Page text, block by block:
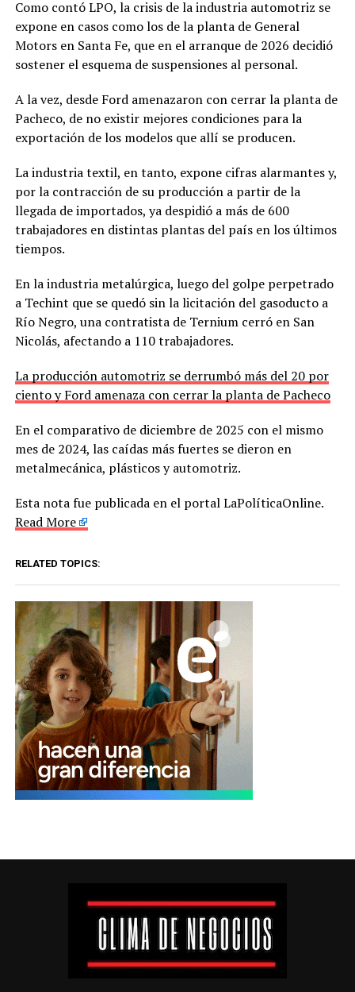
Como contó LPO, la crisis de la industria automotriz se
expone en casos como los de la planta de General
Motors en Santa Fe, que en el arranque de 2026 decidió
sostener el esquema de suspensiones al personal.
A la vez, desde Ford amenazaron con cerrar la planta de
Pacheco, de no existir mejores condiciones para la
exportación de los modelos que allí se producen.
La industria textil, en tanto, expone cifras alarmantes y,
por la contracción de su producción a partir de la
llegada de importados, ya despidió a más de 600
trabajadores en distintas plantas del país en los últimos
tiempos.
En la industria metalúrgica, luego del golpe perpetrado
a Techint que se quedó sin la licitación del gasoducto a
Río Negro, una contratista de Ternium cerró en San
Nicolás, afectando a 110 trabajadores.
La producción automotriz se derrumbó más del 20 por
ciento y Ford amenaza con cerrar la planta de Pacheco
En el comparativo de diciembre de 2025 con el mismo
mes de 2024, las caídas más fuertes se dieron en
metalmecánica, plásticos y automotriz.
Esta nota fue publicada en el portal LaPolíticaOnline.
Read More
RELATED TOPICS: